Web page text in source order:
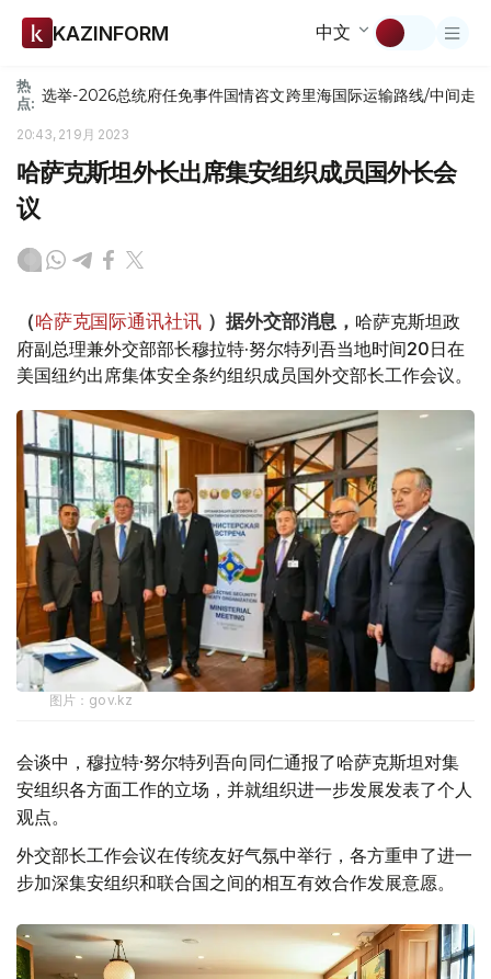
KAZINFORM 中文
热
点: 选举-2026总统府任免事件国情咨文跨里海国际运输路线/中间走廊
20:43, 21 9月 2023
哈萨克斯坦外长出席集安组织成员国外长会
议
（哈萨克国际通讯社讯 ）据外交部消息， 哈萨克斯坦政
府副总理兼外交部部长穆拉特·努尔特列吾当地时间20日在
美国纽约出席集体安全条约组织成员国外交部长工作会议。
图片：gov.kz
会谈中，穆拉特·努尔特列吾向同仁通报了哈萨克斯坦对集
安组织各方面工作的立场，并就组织进一步发展发表了个人
观点。
外交部长工作会议在传统友好气氛中举行，各方重申了进一
步加深集安组织和联合国之间的相互有效合作发展意愿。